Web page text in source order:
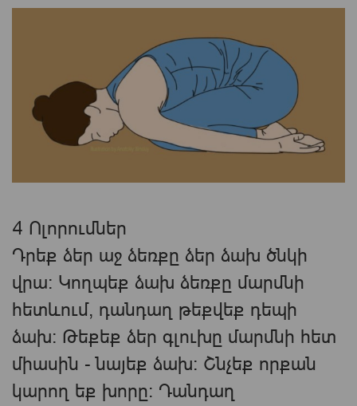
4 Ոլորումներ
Դրեք ձեր աջ ձեռքը ձեր ձախ ծնկի
վրա: Կողպեք ձախ ձեռքը մարմնի
հետևում, դանդաղ թեքվեք դեպի
ձախ: Թեքեք ձեր գլուխը մարմնի հետ
միասին - նայեք ձախ: Շնչեք որքան
կարող եք խորը: Դանդաղ